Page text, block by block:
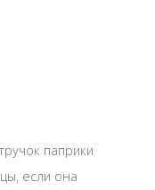
паприки
если она